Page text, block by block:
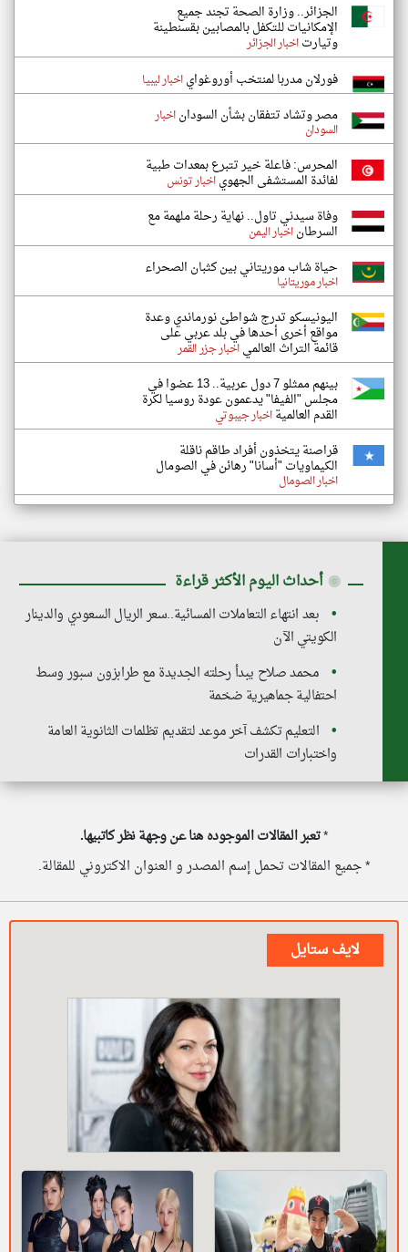
الجزائر.. وزارة الصحة تجند جميع
الإمكانيات للتكفل بالمصابين بقسنطينة
وتيارتاخبار الجزائر
فورلان مدربا لمنتخب أوروغواياخبار ليبيا
مصر وتشاد تتفقان بشأن السوداناخبار
السودان
المحرس: فاعلة خير تتبرع بمعدات طبية
لفائدة المستشفى الجهوياخبار تونس
وفاة سيدني تاول.. نهاية رحلة ملهمة مع
السرطاناخبار اليمن
حياة شاب موريتاني بين كثبان الصحراء
اخبار موريتانيا
اليونيسكو تدرج شواطئ نورماندي وعدة
مواقع أخرى أحدها في بلد عربي على
قائمة التراث العالمياخبار جزر القمر
بينهم ممثلو 7 دول عربية.. 13 عضوا في
مجلس "الفيفا" يدعمون عودة روسيا لكرة
القدم العالميةاخبار جيبوتي
قراصنة يتخذون أفراد طاقم ناقلة
الكيماويات "أسانا" رهائن في الصومال
اخبار الصومال
◉ أحداث اليوم الأكثر قراءة
بعد انتهاء التعاملات المسائية..سعر الريال السعودي والدينار
الكويتي الآن
محمد صلاح يبدأ رحلته الجديدة مع طرابزون سبور وسط
احتفالية جماهيرية ضخمة
التعليم تكشف آخر موعد لتقديم تظلمات الثانوية العامة
واختبارات القدرات
*تعبر المقالات الموجوده هنا عن وجهة نظر كاتبيها.
* جميع المقالات تحمل إسم المصدر و العنوان الاكتروني للمقالة.
لايف ستايل